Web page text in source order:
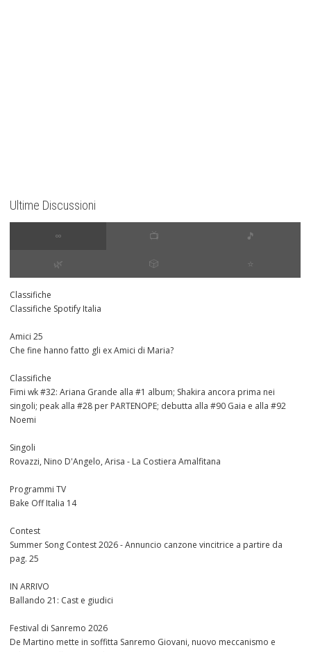
Ultime Discussioni
∞ 📺 🎵
🌿 🎲 ⭐️
Classifiche
Classifiche Spotify Italia
Amici 25
Che fine hanno fatto gli ex Amici di Maria?
Classifiche
Fimi wk #32: Ariana Grande alla #1 album; Shakira ancora prima nei
singoli; peak alla #28 per PARTENOPE; debutta alla #90 Gaia e alla #92
Noemi
Singoli
Rovazzi, Nino D'Angelo, Arisa - La Costiera Amalfitana
Programmi TV
Bake Off Italia 14
Contest
Summer Song Contest 2026 - Annuncio canzone vincitrice a partire da
pag. 25
IN ARRIVO
Ballando 21: Cast e giudici
Festival di Sanremo 2026
De Martino mette in soffitta Sanremo Giovani, nuovo meccanismo e